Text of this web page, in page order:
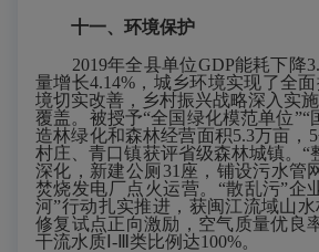
十一、环境保护
2019年全县单位GDP能耗下降
量增长4.14% ，城乡环境实现了全
境切实改善， 乡村振兴战略深入实
覆盖。被授予“全国绿化模范单位”“
造林绿化和森林经营面积5.3万亩，
村庄、青口镇获评省级森林城镇。 “
深化，新建公厕31座，铺设污水管
焚烧发电厂点火运营。 “散乱污”企
河”行动扎实推进，获闽江流域山
修复试点正向激励，空气质量优良
干流水质 -
类比例达100%。